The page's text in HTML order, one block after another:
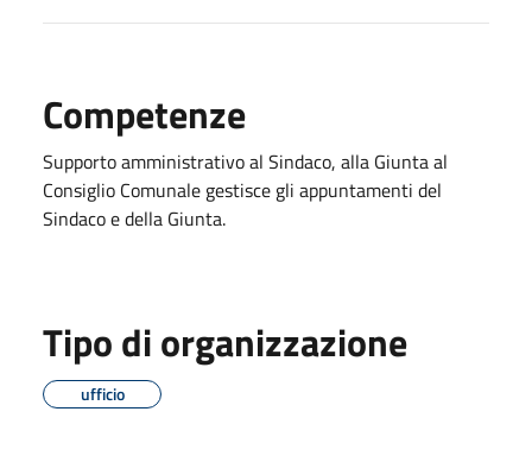
Competenze
Supporto amministrativo al Sindaco, alla Giunta al
Consiglio Comunale gestisce gli appuntamenti del
Sindaco e della Giunta.
Tipo di organizzazione
ufficio